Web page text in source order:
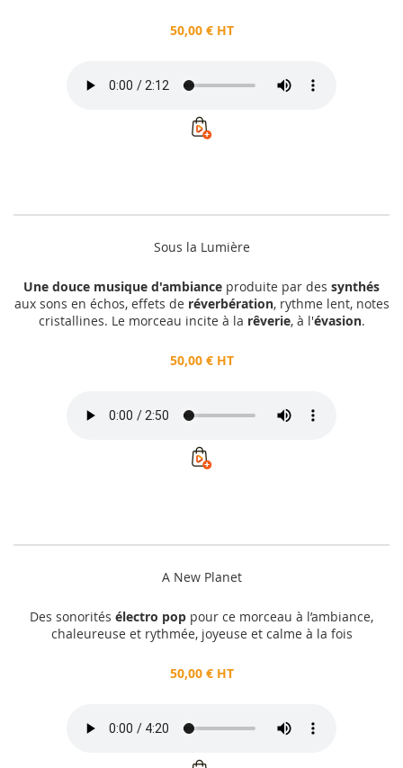
50,00 € HT
Sous la Lumière
Une douce musique d'ambiance produite par des synthés
aux sons en échos, effets de réverbération, rythme lent, notes
cristallines. Le morceau incite à la rêverie, à l'évasion.
50,00 € HT
A New Planet
Des sonorités électro pop pour ce morceau à l’ambiance,
chaleureuse et rythmée, joyeuse et calme à la fois
50,00 € HT